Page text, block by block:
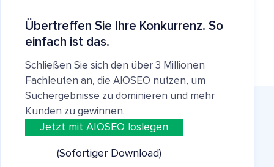
Übertreffen Sie Ihre Konkurrenz. So
einfach ist das.
Schließen Sie sich den über 3 Millionen
Fachleuten an, die AIOSEO nutzen, um
Suchergebnisse zu dominieren und mehr
Kunden zu gewinnen.
Jetzt mit AIOSEO loslegen
(Sofortiger Download)